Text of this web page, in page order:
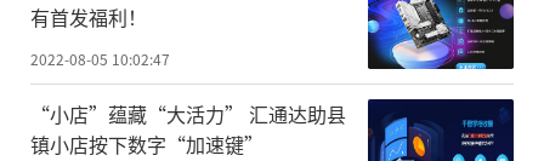
有首发福利！
2022-08-05 10:02:47
“小店”蕴藏“大活力” 汇通达助县
镇小店按下数字“加速键”